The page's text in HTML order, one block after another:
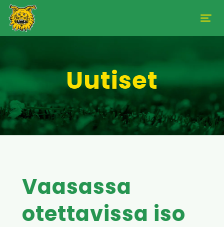
Uutiset
Vaasassa
otettavissa iso